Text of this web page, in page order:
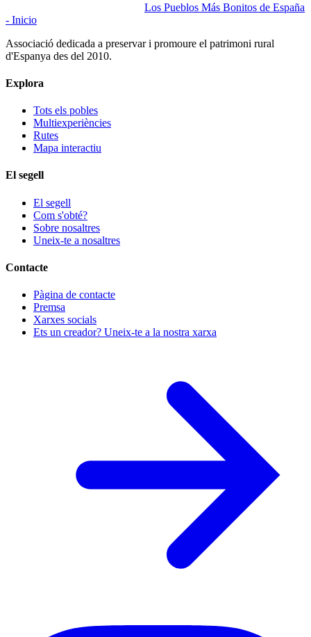
Los Pueblos Más Bonitos de España
- Inicio
Associació dedicada a preservar i promoure el patrimoni rural
d'Espanya des del 2010.
Explora
Tots els pobles
Multiexperiències
Rutes
Mapa interactiu
El segell
El segell
Com s'obté?
Sobre nosaltres
Uneix-te a nosaltres
Contacte
Pàgina de contacte
Premsa
Xarxes socials
Ets un creador? Uneix-te a la nostra xarxa